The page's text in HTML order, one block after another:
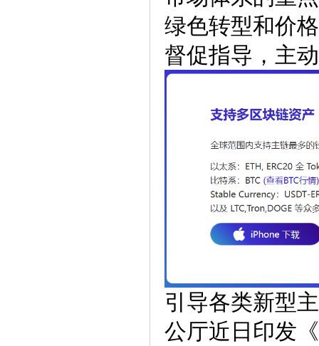
绿色转型和价
督促指导，主
引导各类新型
公厅近日印发